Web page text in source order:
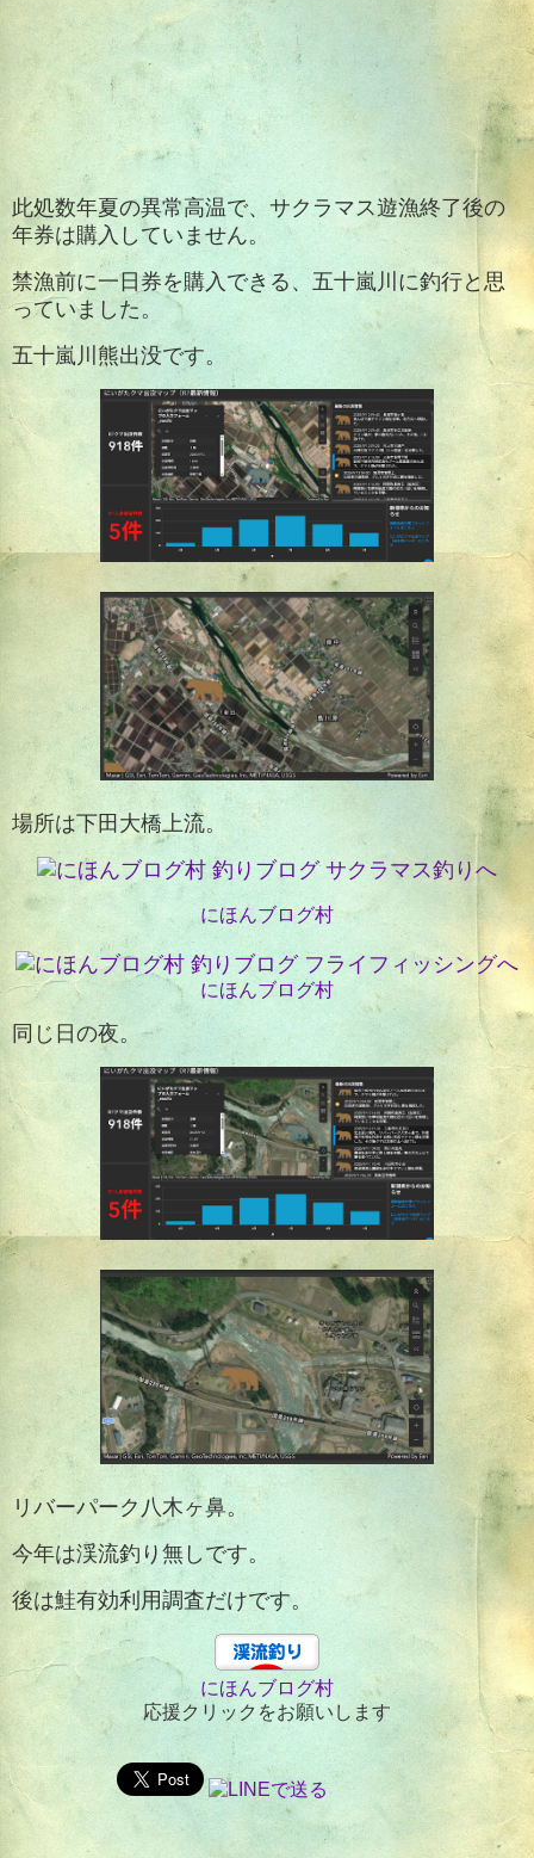
此処数年夏の異常高温で、サクラマス遊漁終了後の
年券は購入していません。
禁漁前に一日券を購入できる、五十嵐川に釣行と思
っていました。
五十嵐川熊出没です。
場所は下田大橋上流。
にほんブログ村
にほんブログ村
同じ日の夜。
リバーパーク八木ヶ鼻。
今年は渓流釣り無しです。
後は鮭有効利用調査だけです。
にほんブログ村
応援クリックをお願いします